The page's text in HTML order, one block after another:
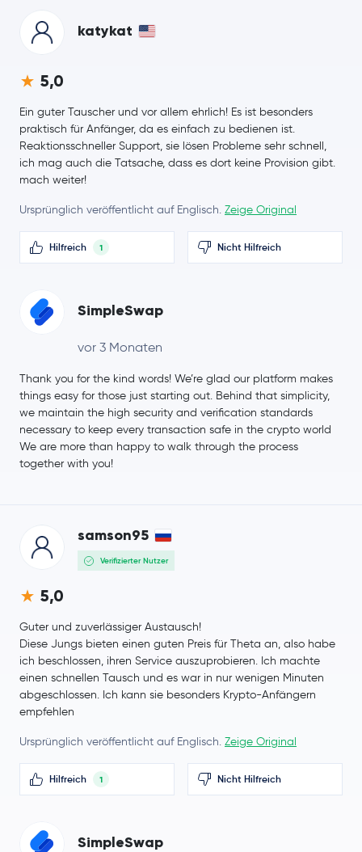
NEM XEM
Cosmos
VeChain VET
IOTA IOTA
Polygon MATIC
Neo NEO
Basic Attention Token
Qtum QTUM
Zcash ZEC
Litecoin LTC
Terra LUNA
katykat
5,0
Ein guter Tauscher und vor allem ehrlich! Es ist besonders
praktisch für Anfänger, da es einfach zu bedienen ist.
Reaktionsschneller Support, sie lösen Probleme sehr schnell,
ich mag auch die Tatsache, dass es dort keine Provision gibt.
mach weiter!
Ursprünglich veröffentlicht auf Englisch. Zeige Original
Hilfreich 1 Nicht Hilfreich
SimpleSwap
vor 3 Monaten
Thank you for the kind words! We’re glad our platform makes
things easy for those just starting out. Behind that simplicity,
we maintain the high security and verification standards
necessary to keep every transaction safe in the crypto world
We are more than happy to walk through the process
together with you!
samson95
Verifizierter Nutzer
5,0
Guter und zuverlässiger Austausch!
Diese Jungs bieten einen guten Preis für Theta an, also habe
ich beschlossen, ihren Service auszuprobieren. Ich machte
einen schnellen Tausch und es war in nur wenigen Minuten
abgeschlossen. Ich kann sie besonders Krypto-Anfängern
empfehlen
Ursprünglich veröffentlicht auf Englisch. Zeige Original
Hilfreich 1 Nicht Hilfreich
SimpleSwap